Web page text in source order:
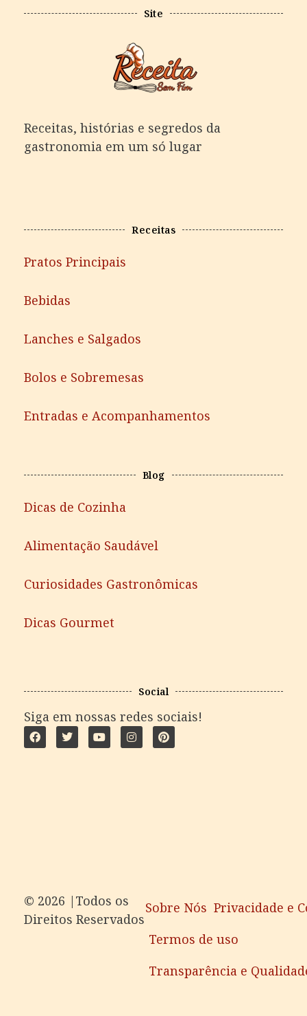
Site
Receitas, histórias e segredos da
gastronomia em um só lugar
Receitas
Pratos Principais
Bebidas
Lanches e Salgados
Bolos e Sobremesas
Entradas e Acompanhamentos
Blog
Dicas de Cozinha
Alimentação Saudável
Curiosidades Gastronômicas
Dicas Gourmet
Social
Siga em nossas redes sociais!
©️ 2026 |Todos os
Direitos Reservados
Sobre Nós Privacidade e
Termos de uso
Transparência e